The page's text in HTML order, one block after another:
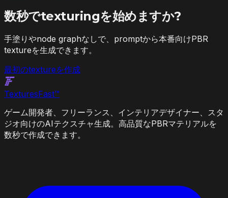
数秒でtexturingを始めますか?
手塗りやnode graphなしで、promptから本番向けPBR
textureを生成できます。
最初のtextureを作成
TexturesFast™
ゲーム開発者、フリーランス、インテリアデザイナー、スタ
ジオ向けのAIテクスチャ生成。高品質なPBRマテリアルを
数秒で作成できます。